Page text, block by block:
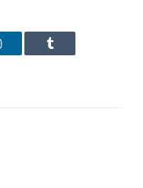
LinkedIn Tumblr